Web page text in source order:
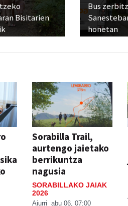
Bisitarien
Bus
honetan
Sorabilla Trail,
aurtengo jaietako
berrikuntza
nagusia
SORABILLAKO JAIAK
2026
Aiurri abu 06, 07:00